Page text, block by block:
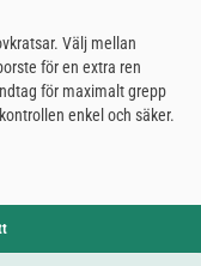
Välj mellan
för en extra ren
för maximalt grepp
enkel och säker.